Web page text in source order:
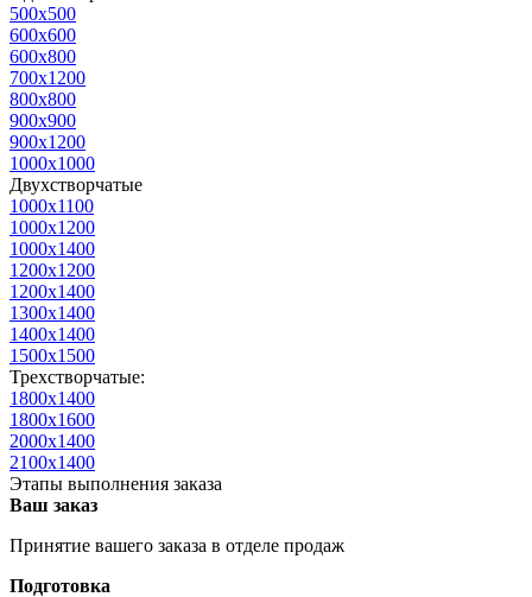
500х500
600х600
600х800
700х1200
800х800
900х900
900х1200
1000х1000
Двухстворчатые
1000х1100
1000х1200
1000х1400
1200х1200
1200х1400
1300х1400
1400х1400
1500х1500
Трехстворчатые:
1800х1400
1800х1600
2000х1400
2100х1400
Этапы выполнения заказа
Ваш заказ
Принятие вашего заказа в отделе продаж
Подготовка